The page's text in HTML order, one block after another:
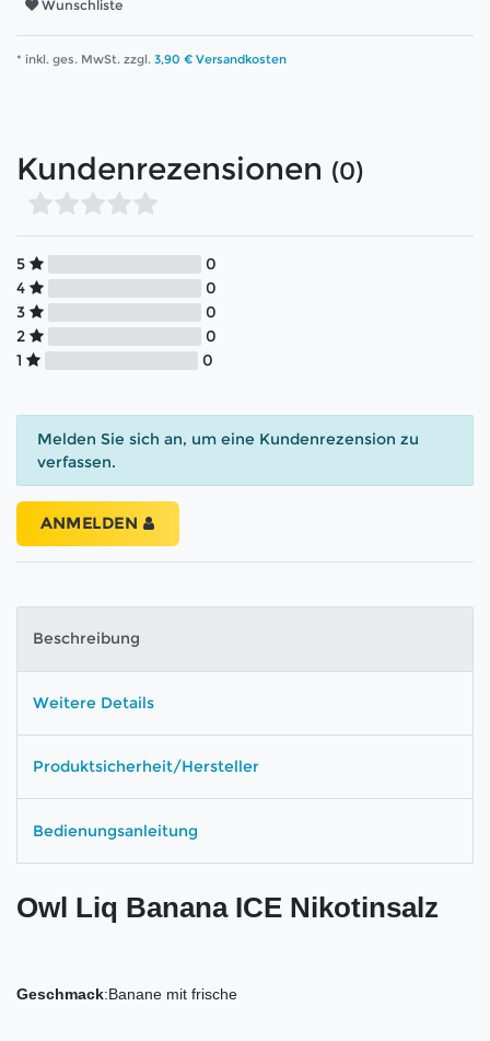
Wunschliste
* inkl. ges. MwSt. zzgl. 3,90 € Versandkosten
Kundenrezensionen (0)
5
0
4
0
3
0
2
0
1
0
Melden Sie sich an, um eine Kundenrezension zu
verfassen.
ANMELDEN
Beschreibung
Weitere Details
Produktsicherheit/Hersteller
Bedienungsanleitung
Owl Liq Banana ICE Nikotinsalz
Geschmack:Banane mit frische